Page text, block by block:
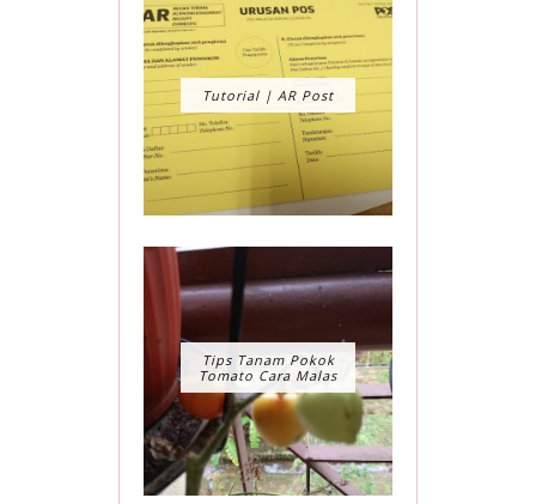
Tutorial | AR Post
Tips Tanam Pokok
Tomato Cara Malas